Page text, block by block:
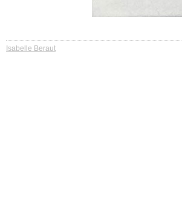
Isabelle Beraut